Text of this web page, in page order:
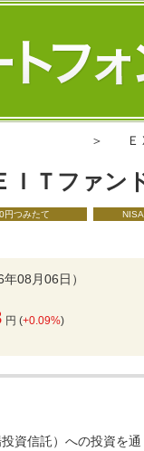
＞
ＩＴファン
円つみたて
年08月06日）
円 (+0.09%)
投資信託）への投資を